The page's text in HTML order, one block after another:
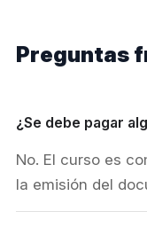
Preguntas
¿Se debe pagar
No. El curso es
la emisión del